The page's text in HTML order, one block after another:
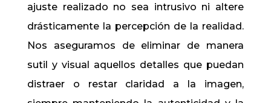
ajuste realizado no sea intrusivo ni altere
drásticamente la percepción de la realidad.
Nos aseguramos de eliminar de manera
sutil y visual aquellos detalles que puedan
distraer o restar claridad a la imagen,